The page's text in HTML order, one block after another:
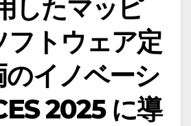
したマッピ
フトウェア定
イノベーシ
2025 に導